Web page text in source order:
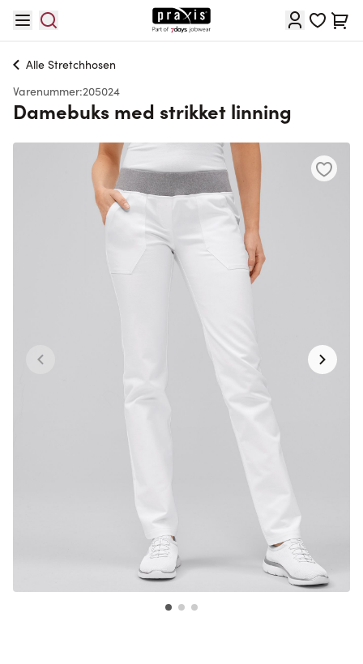
Cart
Alle Stretchhosen
Varenummer:205024
Damebuks med strikket linning